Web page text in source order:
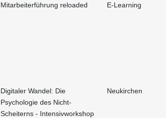
Mitarbeiterführung reloaded E-Learning
Digitaler Wandel: Die
Psychologie des Nicht-
Scheiterns - Intensivworkshop
Neukirchen